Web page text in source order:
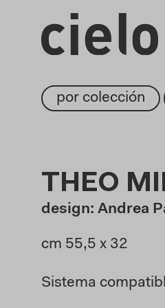
por colección
THEO
design: Andrea
cm 55,5 x 32
Sistema